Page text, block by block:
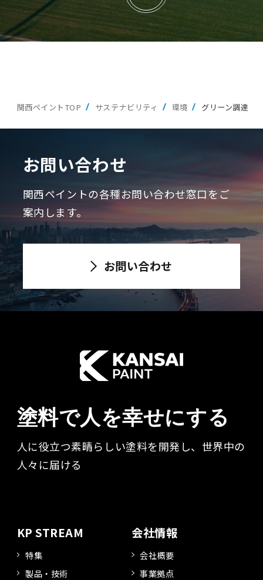
関西ペイントTOP サステナビリティ 環境 グリーン調達
お問い合わせ
関西ペイントの各種お問い合わせ窓口をご
案内します。
お問い合わせ
塗料で人を幸せにする
人に役立つ素晴らしい塗料を開発し、世界中の
人々に届ける​
KP STREAM
特集
製品・技術
会社情報
会社概要
事業拠点